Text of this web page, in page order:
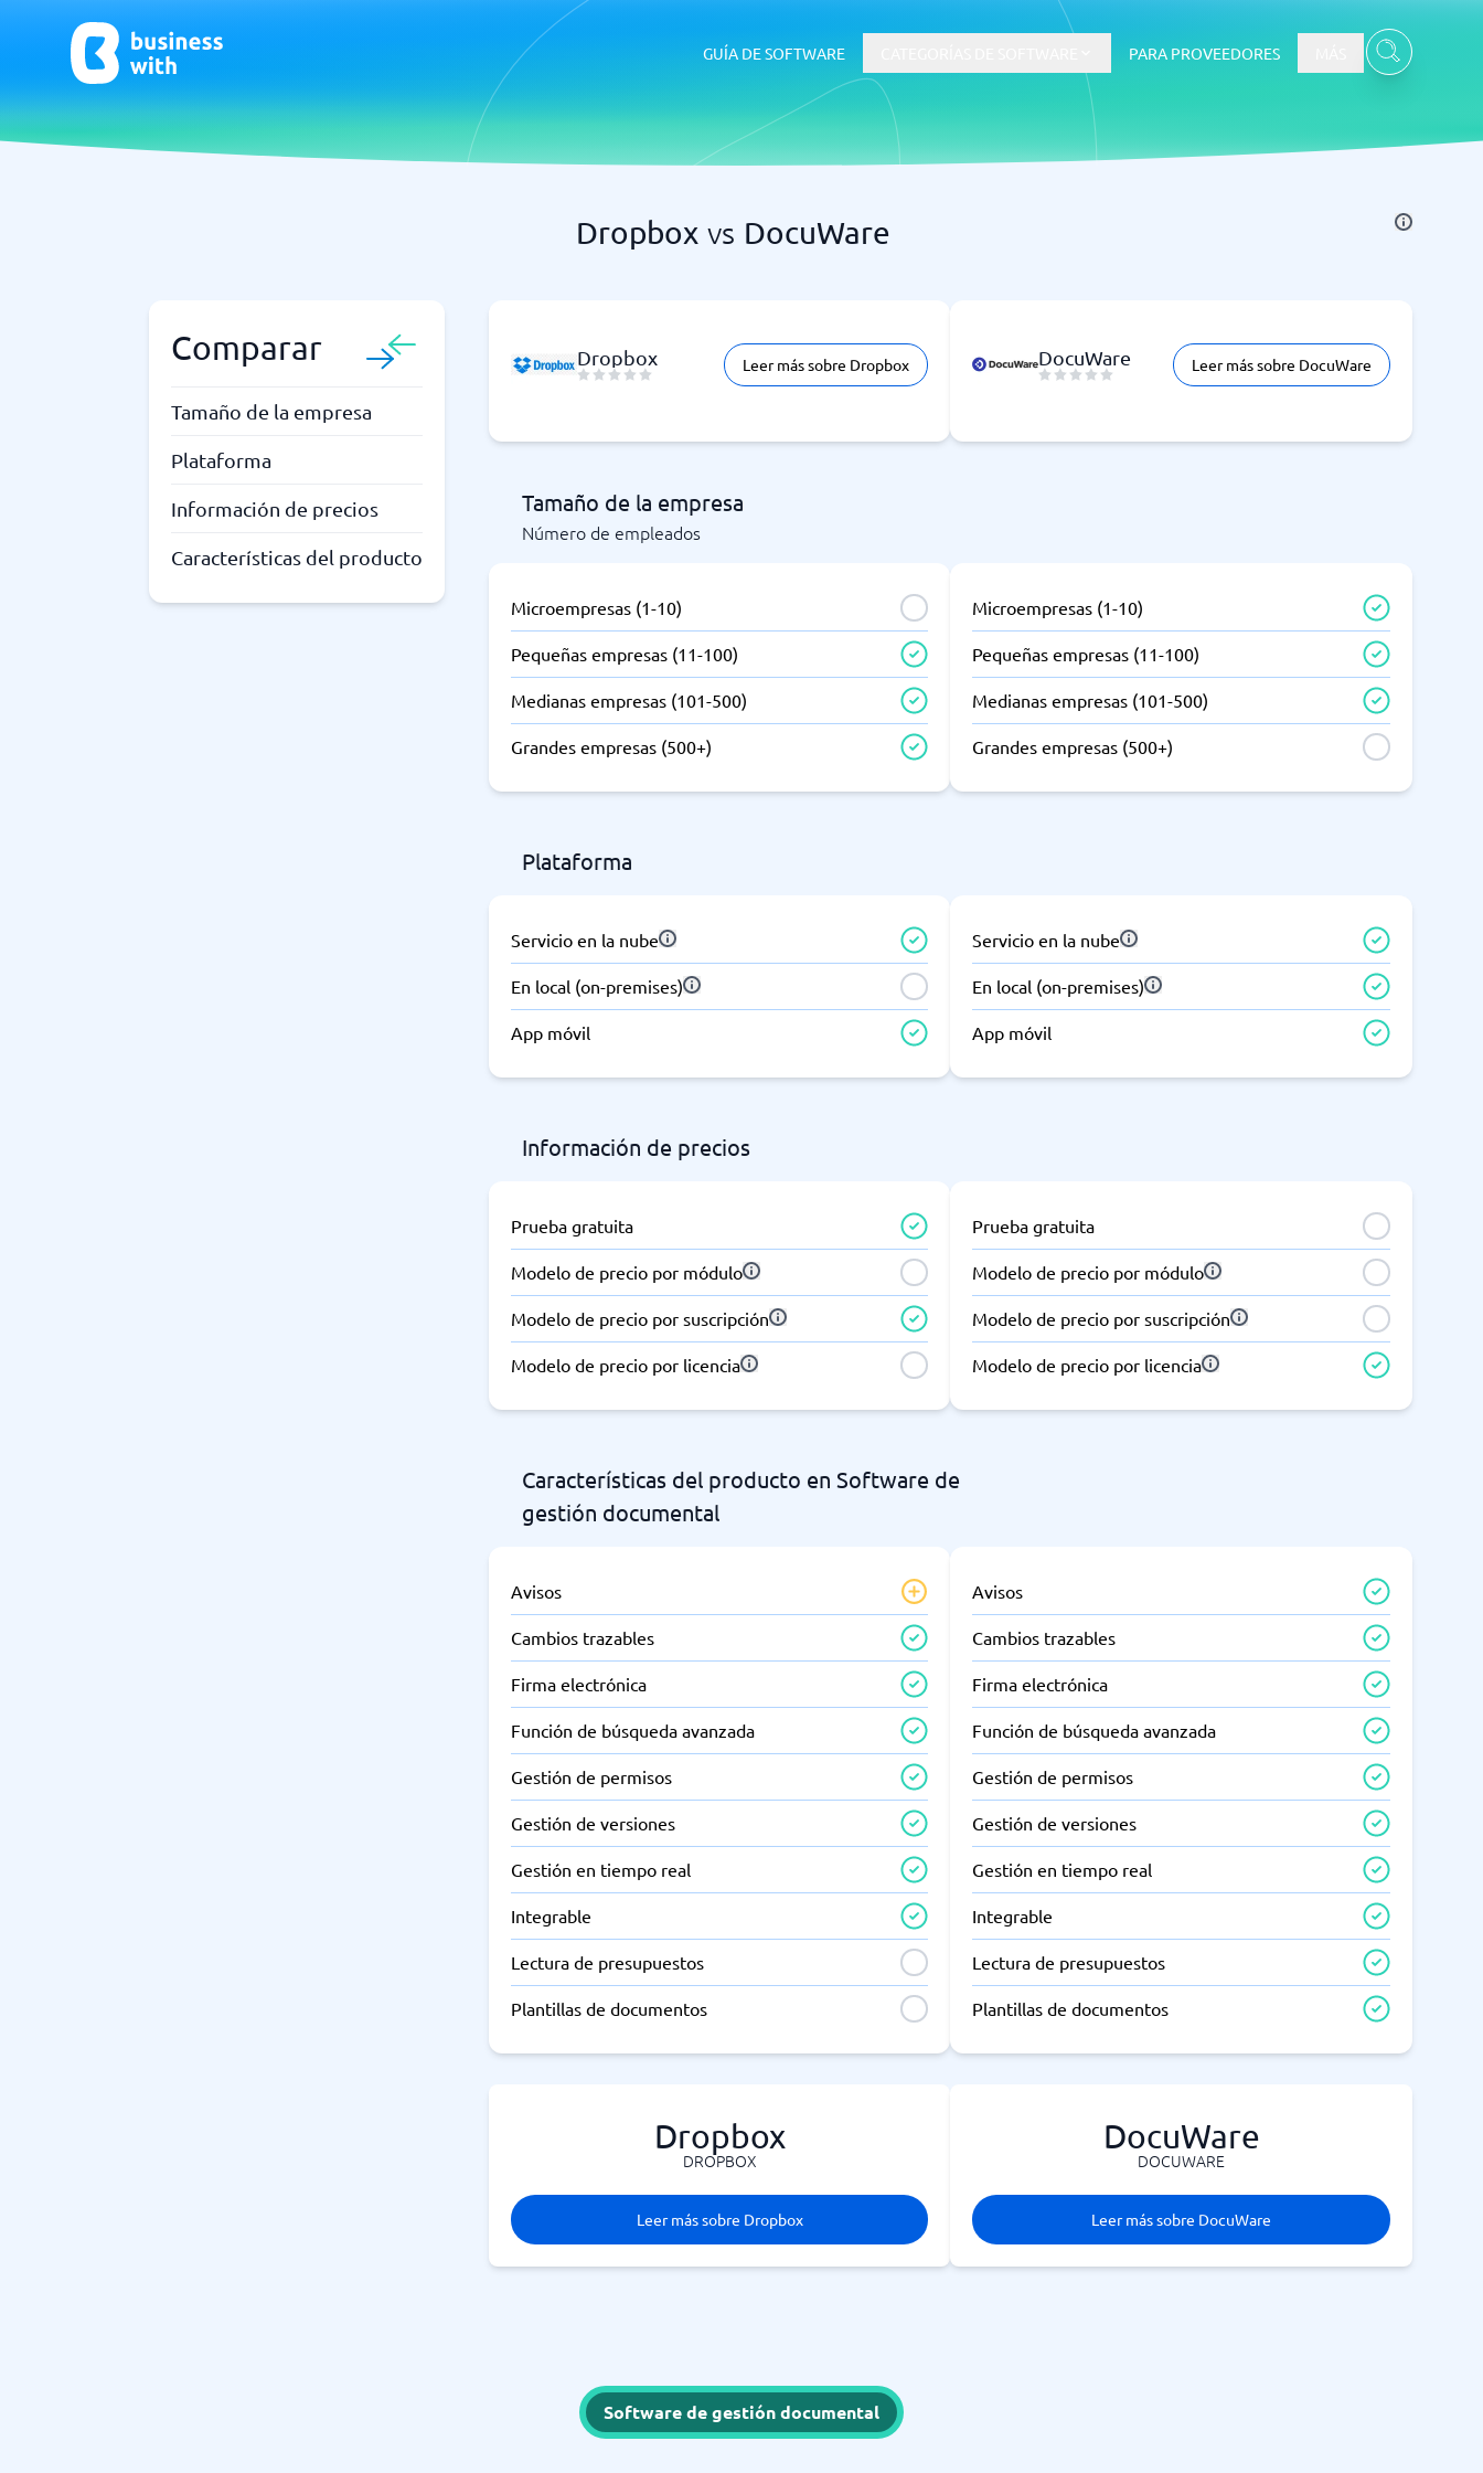
GUÍA DE SOFTWARE
RRHH y Talento
¿No estás seguro de qué sistema? Guía de inicio Ver todas las categorías→
PARA PROVEEDORES
Dropbox vs DocuWare
Comparar
Tamaño de la empresa
Plataforma
Información de precios
Características del producto
Dropbox Leer más sobre Dropbox DocuWare Leer más sobre DocuWare
Tamaño de la empresa
Número de empleados
Microempresas (1-10)
Pequeñas empresas (11-100)
Medianas empresas (101-500)
Grandes empresas (500+)
Microempresas (1-10)
Pequeñas empresas (11-100)
Medianas empresas (101-500)
Grandes empresas (500+)
Plataforma
Servicio en la nube
En local (on-premises)
App móvil
Servicio en la nube
En local (on-premises)
App móvil
Información de precios
Prueba gratuita
Modelo de precio por módulo
Modelo de precio por suscripción
Modelo de precio por licencia
Prueba gratuita
Modelo de precio por módulo
Modelo de precio por suscripción
Modelo de precio por licencia
Características del producto en Software de
gestión documental
Avisos
Cambios trazables
Firma electrónica
Función de búsqueda avanzada
Gestión de permisos
Gestión de versiones
Gestión en tiempo real
Integrable
Lectura de presupuestos
Plantillas de documentos
Avisos
Cambios trazables
Firma electrónica
Función de búsqueda avanzada
Gestión de permisos
Gestión de versiones
Gestión en tiempo real
Integrable
Lectura de presupuestos
Plantillas de documentos
Dropbox
DROPBOX
Leer más sobre Dropbox
DocuWare
DOCUWARE
Leer más sobre DocuWare
Software de gestión documental